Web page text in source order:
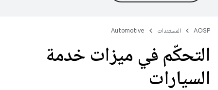
AOSP المستندات Automotive
التحكّم في ميزات خدمة
السيارات